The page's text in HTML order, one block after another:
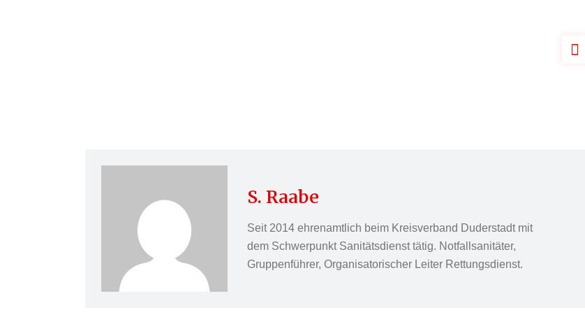
S. Raabe
Seit 2014 ehrenamtlich beim Kreisverband Duderstadt mit
dem Schwerpunkt Sanitätsdienst tätig. Notfallsanitäter,
Gruppenführer, Organisatorischer Leiter Rettungsdienst.